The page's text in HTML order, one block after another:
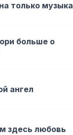
только музыка
больше о
ангел
здесь любовь